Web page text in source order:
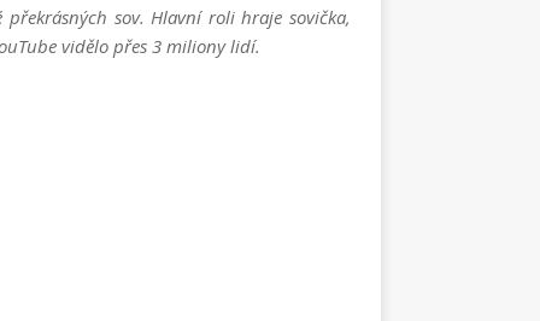
sov. Hlavní roli hraje sovička,
vidělo přes 3 miliony lidí.